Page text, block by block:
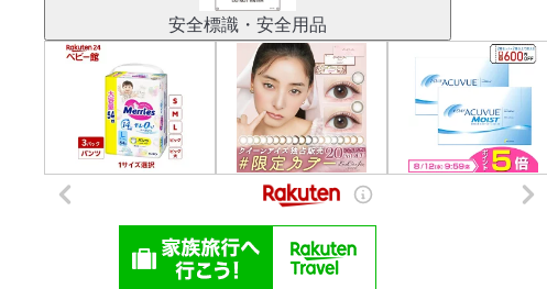
安全標識・安全用品